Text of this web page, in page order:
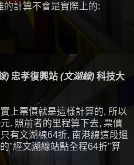
的計算不會是實際上的:
) 忠孝復興站(文湖線) 科技大
上票價就是這樣計算的, 所以
. 照前者的里程算下去, 票價
有文湖線64折, 南港線這段還
"經文湖線站點全程64折"算